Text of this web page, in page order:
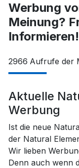
Werbung
Meinung?
Informieren!
2966 Aufrufe der
Aktuelle
Werbung
Ist die neue
der Natural
Wir lieben
Denn auch wenn